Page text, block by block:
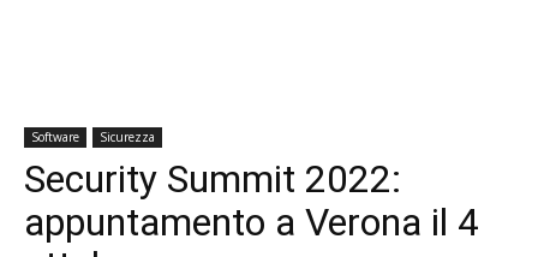
Software Sicurezza
Security Summit 2022:
appuntamento a Verona il 4